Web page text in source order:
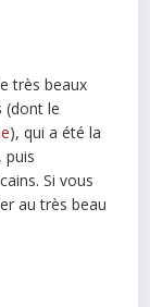
très beaux
(dont le
), qui a été la
puis
Si vous
au très beau